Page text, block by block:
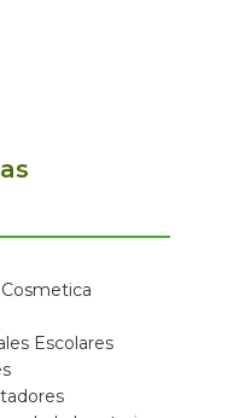
Escolares